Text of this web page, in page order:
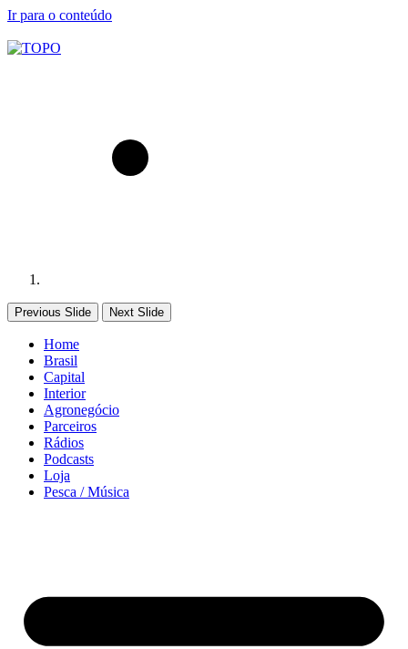
Ir para o conteúdo
Previous Slide Next Slide
Home
Brasil
Capital
Interior
Agronegócio
Parceiros
Rádios
Podcasts
Loja
Pesca / Música